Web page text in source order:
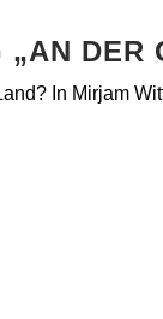
DER
In Mirjam